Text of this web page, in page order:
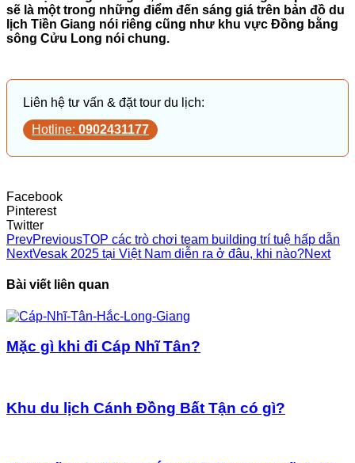
sẽ là một trong những điểm đến sáng giá trên bản đồ du
lịch Tiền Giang nói riêng cũng như khu vực Đồng bằng
sông Cửu Long nói chung.
Liên hệ tư vấn & đặt tour du lịch:
Hotline: 0902431177
Facebook
Pinterest
Twitter
PrevPreviousTOP các trò chơi team building trí tuệ hấp dẫn
NextVesak 2025 tại Việt Nam diễn ra ở đâu, khi nào?Next
Bài viết liên quan
Mặc gì khi đi Cáp Nhĩ Tân?
Khu du lịch Cánh Đồng Bất Tận có gì?